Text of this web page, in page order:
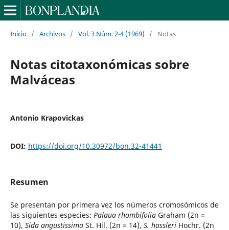
Inicio / Archivos / Vol. 3 Núm. 2-4 (1969) / Notas
Notas citotaxonómicas sobre
Malváceas
Antonio Krapovickas
DOI: https://doi.org/10.30972/bon.32-41441
Resumen
Se presentan por primera vez los números cromosómicos de
las siguientes especies: Palaua rhombifolia Graham (2n =
10), Sida angustissimaSt. Hil. (2n = 14), S. hassleriHochr. (2n